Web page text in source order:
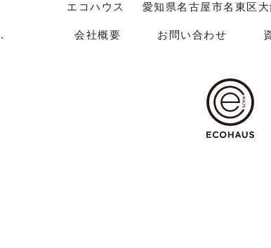
エコハウス 愛知県名古屋市名東区
会社概要 お問い合わせ